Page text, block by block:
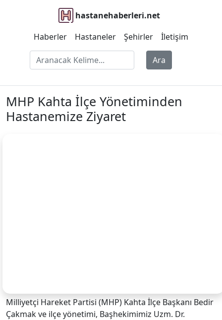
hastanehaberleri.net
Haberler
Hastaneler Şehirler İletişim
Ara
MHP Kahta İlçe Yönetiminden
Hastanemize Ziyaret
Milliyetçi Hareket Partisi (MHP) Kahta İlçe Başkanı Bedir
Çakmak ve ilçe yönetimi, Başhekimimiz Uzm. Dr.